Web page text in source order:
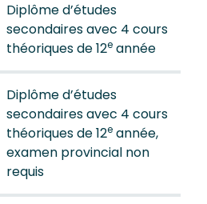
Diplôme d’études
secondaires avec 4 cours
théoriques de 12e année
Diplôme d’études
secondaires avec 4 cours
théoriques de 12e année,
examen provincial non
requis